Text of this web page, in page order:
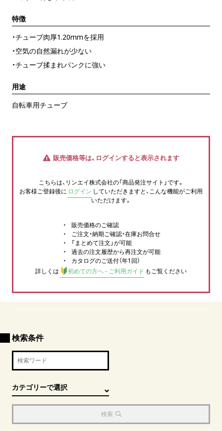
特徴
・チューブ肉厚1.20mmを採用
・空気の自然漏れが少ない
・チューブ揉まれパンクに強い
用途
自転車用チューブ
販売価格等は、ログインすると表示されます
こちらは、リンエイ株式会社の「商品発注サイト」です。
お客様ご登録後に ログイン していただきますと、こんな機能がご利用
いただけます。
販売価格のご確認
ご注文・納期ご確認・在庫お問合せ
「まとめて注文」が可能
過去の注文履歴から再注文が可能
カタログのご送付（年1回）
詳しくは
初めての方へ - ご利用ガイド もご覧ください
検索条件
検索